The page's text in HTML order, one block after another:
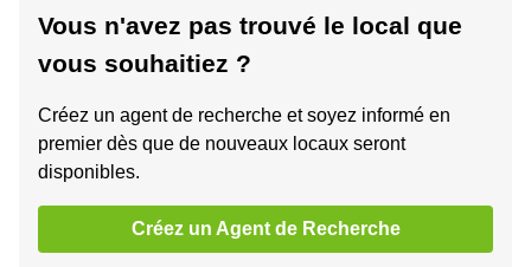
Vous n'avez pas trouvé le local que
vous souhaitiez ?
Créez un agent de recherche et soyez informé en
premier dès que de nouveaux locaux seront
disponibles.
Créez un Agent de Recherche